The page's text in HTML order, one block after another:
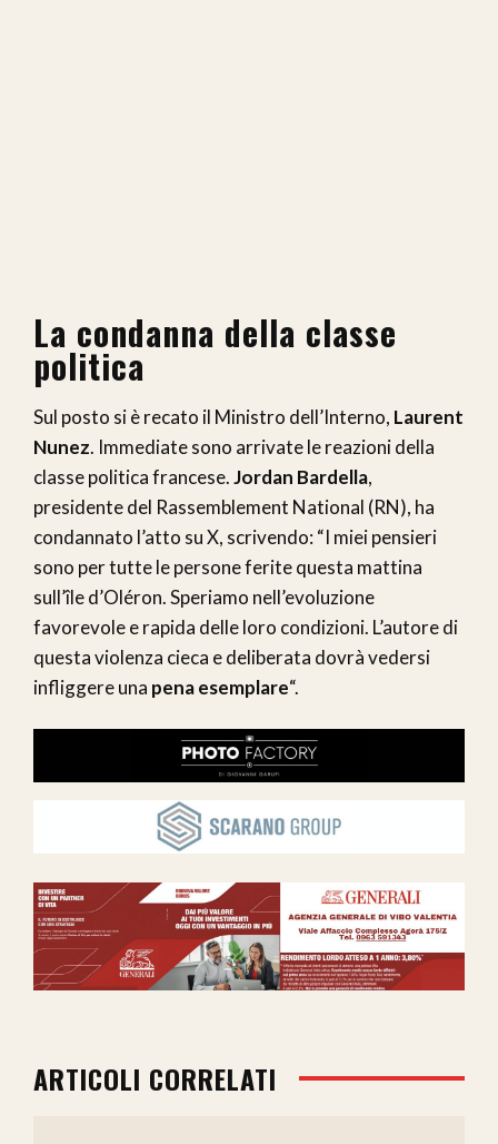
La condanna della classe
politica
Sul posto si è recato il Ministro dell’Interno, Laurent
Nunez. Immediate sono arrivate le reazioni della
classe politica francese.Jordan Bardella,
presidente del Rassemblement National (RN), ha
condannato l’atto su X, scrivendo: “I miei pensieri
sono per tutte le persone ferite questa mattina
sull’île d’Oléron. Speriamo nell’evoluzione
favorevole e rapida delle loro condizioni. L’autore di
questa violenza cieca e deliberata dovrà vedersi
infliggere una pena esemplare“.
ARTICOLI CORRELATI